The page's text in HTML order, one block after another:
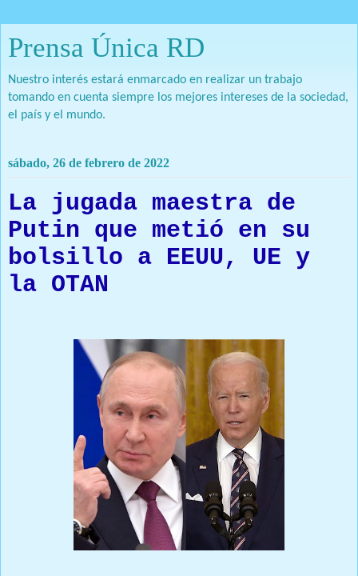
Prensa Única RD
Nuestro interés estará enmarcado en realizar un trabajo
tomando en cuenta siempre los mejores intereses de la sociedad,
el país y el mundo.
sábado, 26 de febrero de 2022
La jugada maestra de
Putin que metió en su
bolsillo a EEUU, UE y
la OTAN